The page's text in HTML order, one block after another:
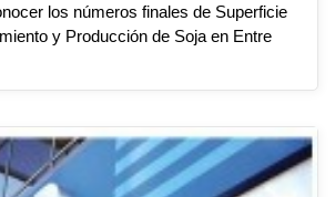
los números finales de Superficie
y Producción de Soja en Entre